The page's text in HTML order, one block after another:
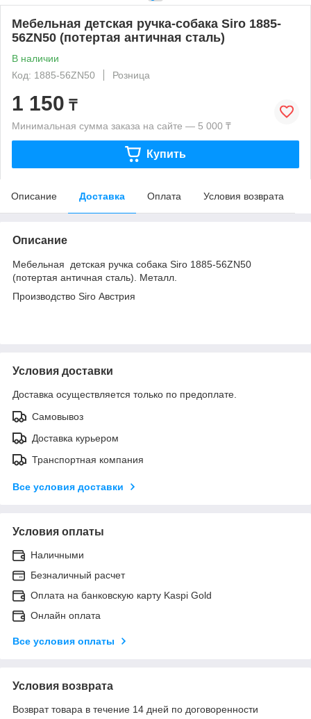
Мебельная детская ручка-собака Siro 1885-
56ZN50 (потертая античная сталь)
В наличии
Код: 1885-56ZN50
Розница
1 150 ₸
Минимальная сумма заказа на сайте — 5 000 ₸
Купить
Описание Доставка Оплата Условия возврата
Описание
Мебельная детская ручка собака Siro 1885-56ZN50
(потертая античная сталь). Металл.
Производство Siro Австрия
Условия доставки
Доставка осуществляется только по предоплате.
Самовывоз
Доставка курьером
Транспортная компания
Все условия доставки
Условия оплаты
Наличными
Безналичный расчет
Оплата на банковскую карту Kaspi Gold
Онлайн оплата
Все условия оплаты
Условия возврата
Возврат товара в течение 14 дней по договоренности